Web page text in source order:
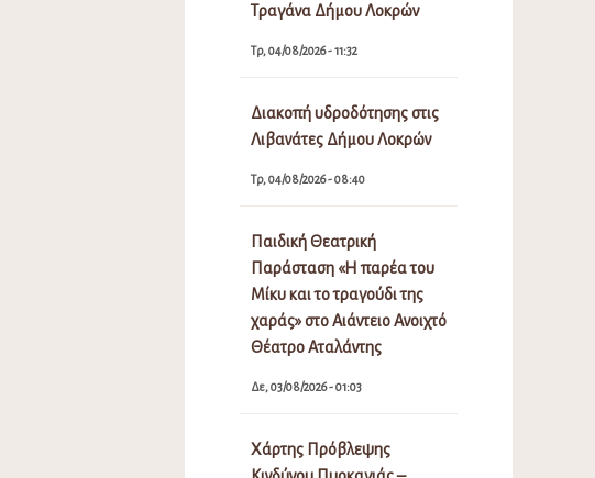
Τραγάνα Δήμου Λοκρών
Τρ, 04/08/2026 - 11:32
Διακοπή υδροδότησης στις
Λιβανάτες Δήμου Λοκρών
Τρ, 04/08/2026 - 08:40
Παιδική Θεατρική
Παράσταση «Η παρέα του
Μίκυ και το τραγούδι της
χαράς» στο Αιάντειο Ανοιχτό
Θέατρο Αταλάντης
Δε, 03/08/2026 - 01:03
Χάρτης Πρόβλεψης